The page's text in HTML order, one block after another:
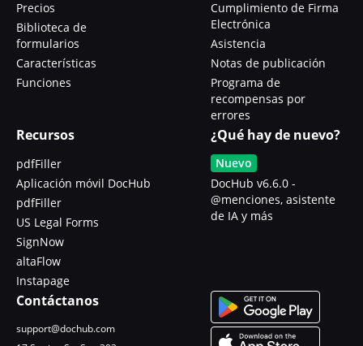
Precios
Biblioteca de
formularios
Características
Funciones
Cumplimiento de Firma
Electrónica
Asistencia
Notas de publicación
Programa de
recompensas por
errores
Recursos
pdfFiller
Aplicación móvil DocHub
pdfFiller
US Legal Forms
SignNow
altaFlow
Instapage
¿Qué hay de nuevo?
Nuevo
DocHub v6.6.0 -
@menciones, asistente
de IA y más
Contáctanos
support@dochub.com